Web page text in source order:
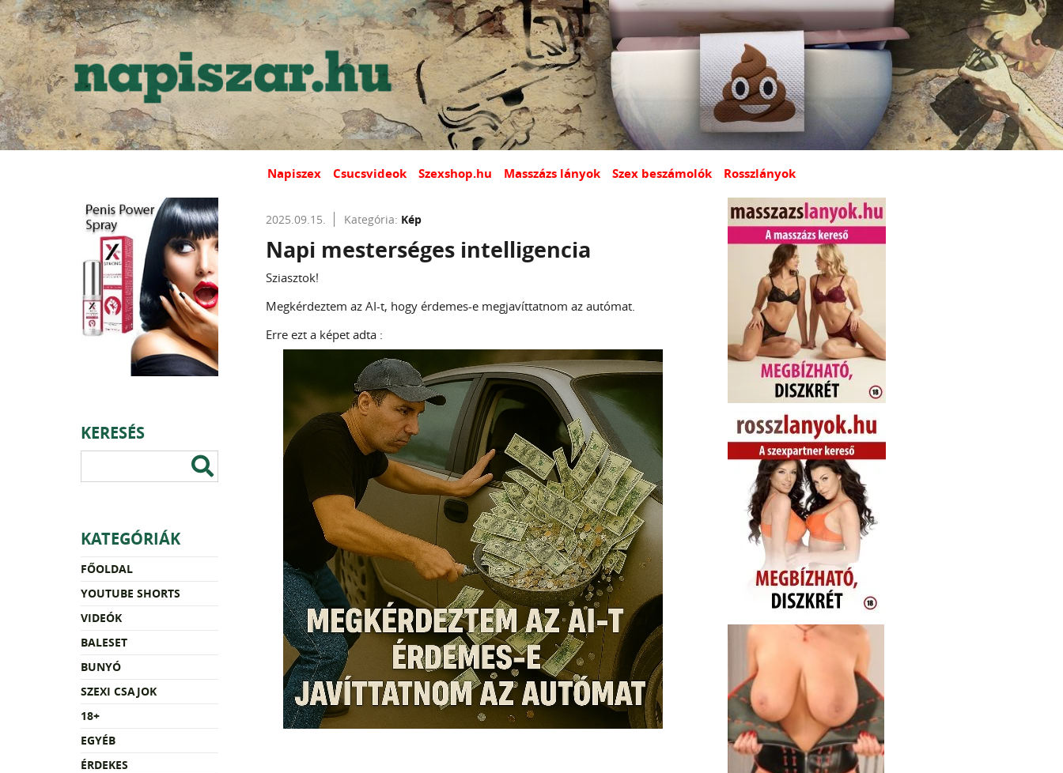
Napiszex Csucsvideok Szexshop.hu Masszázs lányok Szex beszámolók Rosszlányok
KERESÉS
KATEGÓRIÁK
FŐOLDAL
YOUTUBE SHORTS
VIDEÓK
BALESET
BUNYÓ
SZEXI CSAJOK
18+
EGYÉB
ÉRDEKES
2025.09.15. Kategória: Kép
Napi mesterséges intelligencia
Sziasztok!
Megkérdeztem az AI-t, hogy érdemes-e megjavíttatnom az autómat.
Erre ezt a képet adta :